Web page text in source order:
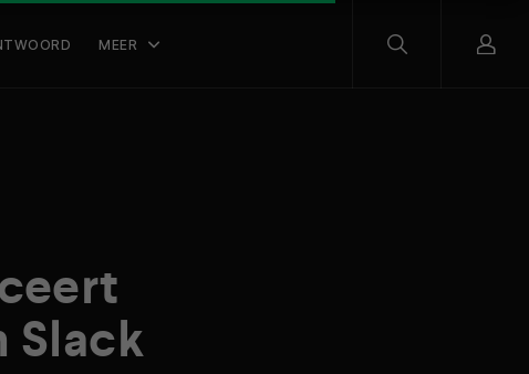
MEER
Slack